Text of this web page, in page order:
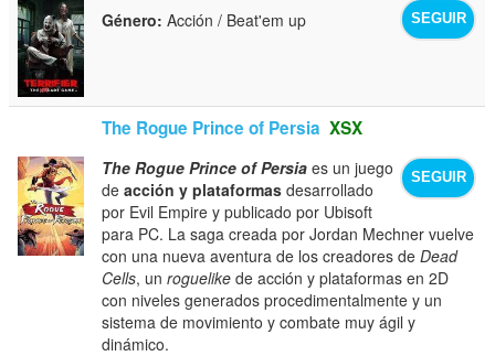
SEGUIR
Género: Acción / Beat'em up
The Rogue Prince of Persia XSX
SEGUIR
The Rogue Prince of Persia es un juego
deacción y plataformas desarrollado
por Evil Empire y publicado por Ubisoft
para PC. La saga creada por Jordan Mechner vuelve
con una nueva aventura de los creadores deDead
Cells, unroguelike de acción y plataformas en 2D
con niveles generados procedimentalmente y un
sistema de movimiento y combate muy ágil y
dinámico.